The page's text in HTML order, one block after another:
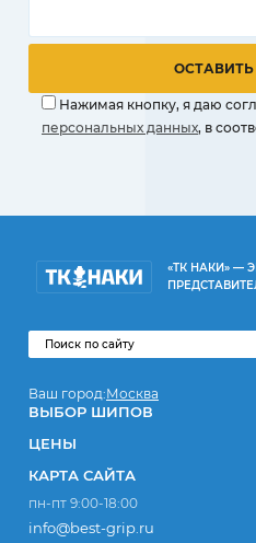
Нажимая кнопку, я даю
персональных данных, в
«ТК НАКИ» —
Ваш город:Москва
ВЫБОР ШИПОВ
ЦЕНЫ
КАРТА САЙТА
пн-пт 9:00-18:00
info@best-grip.ru